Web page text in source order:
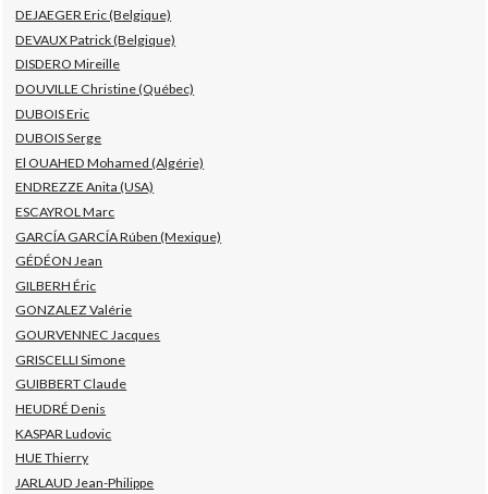
DEJAEGER Eric (Belgique)
DEVAUX Patrick (Belgique)
DISDERO Mireille
DOUVILLE Christine (Québec)
DUBOIS Eric
DUBOIS Serge
El OUAHED Mohamed (Algérie)
ENDREZZE Anita (USA)
ESCAYROL Marc
GARCÍA GARCÍA Rúben (Mexique)
GÉDÉON Jean
GILBERH Éric
GONZALEZ Valérie
GOURVENNEC Jacques
GRISCELLI Simone
GUIBBERT Claude
HEUDRÉ Denis
KASPAR Ludovic
HUE Thierry
JARLAUD Jean-Philippe